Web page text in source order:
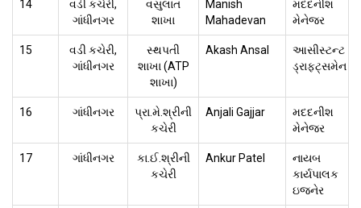
14
વડી કચેરી,
ગાંધીનગર
વસુલાત
શાખા
Manish
Mahadevan
મદદનીશ
મેનેજર
15
વડી કચેરી,
ગાંધીનગર
સ્થપતી
શાખા (ATP
શાખા)
Akash Ansal
આસીસ્ટન્ટ
ડ્રાફ્ટ્સમેન
16 ગાંધીનગર
પ્રા.મે.શ્રીની
કચેરી
Anjali Gajjar
મદદનીશ
મેનેજર
17 ગાંધીનગર
કા.ઈ.શ્રીની
કચેરી
Ankur Patel
નાયબ
કાર્યપાલક
ઇજનેર